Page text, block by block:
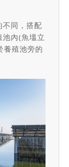
不同，搭配
內(魚塭立
養殖池旁的